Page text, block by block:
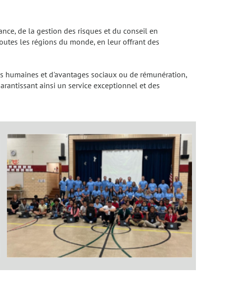
de la gestion des risques et du conseil en
les régions du monde, en leur offrant des
et d'avantages sociaux ou de rémunération,
ainsi un service exceptionnel et des